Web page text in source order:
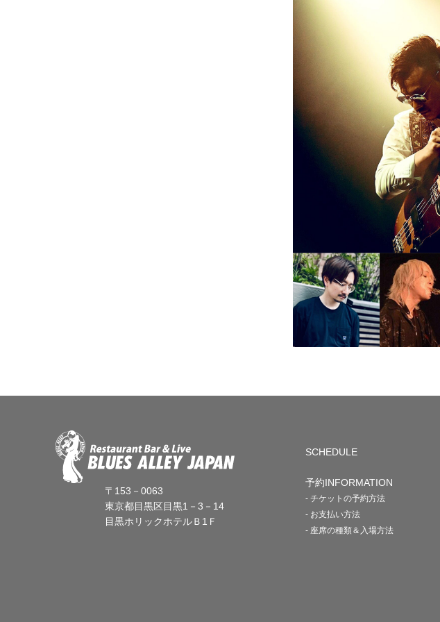
〒153－0063
東京都目黒区目黒1－3－14
目黒ホリックホテルＢ1Ｆ
SCHEDULE
予約INFORMATION
- チケットの予約方法
- お支払い方法
- 座席の種類＆入場方法